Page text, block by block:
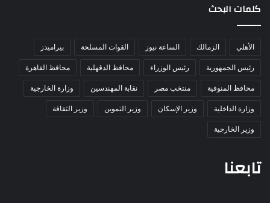
كلمات البحث
الأهلي الزمالك الساعة نيوز القوات المسلحة
بيراميدز
رئيس الجمهورية
رئيس الوزراء محافظ الدقهلية
محافظ القاهرة
محافظ المنوفية
منتخب مصر نقابة المهندسين
وزارة الخارجية
وزارة الداخلية
وزير الإسكان وزير التموين
وزير الثقافة
وزير الخارجية
تابعنا